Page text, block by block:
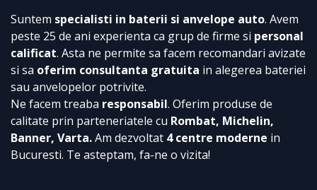
Suntem specialisti in baterii si anvelope auto. Avem
peste 25 de ani experienta ca grup de firme si personal
calificat. Asta ne permite sa facem recomandari avizate
si sa oferim consultanta gratuita in alegerea bateriei
sau anvelopelor potrivite.
Ne facem treaba responsabil. Oferim produse de
calitate prin parteneriatele cu Rombat, Michelin,
Banner, Varta.Am dezvoltat 4 centre moderne in
Bucuresti. Te asteptam, fa-ne o vizita!